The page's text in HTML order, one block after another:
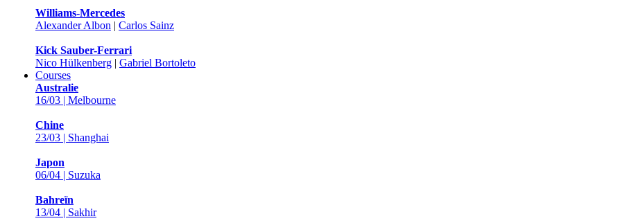
Williams-Mercedes
Alexander Albon | Carlos Sainz
Kick Sauber-Ferrari
Nico Hülkenberg | Gabriel Bortoleto
Courses
Australie
16/03 | Melbourne
Chine
23/03 | Shanghai
Japon
06/04 | Suzuka
Bahreïn
13/04 | Sakhir